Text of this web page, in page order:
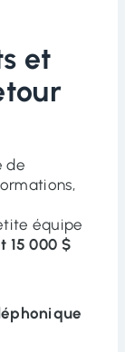
et
de
équipe
15 000 $